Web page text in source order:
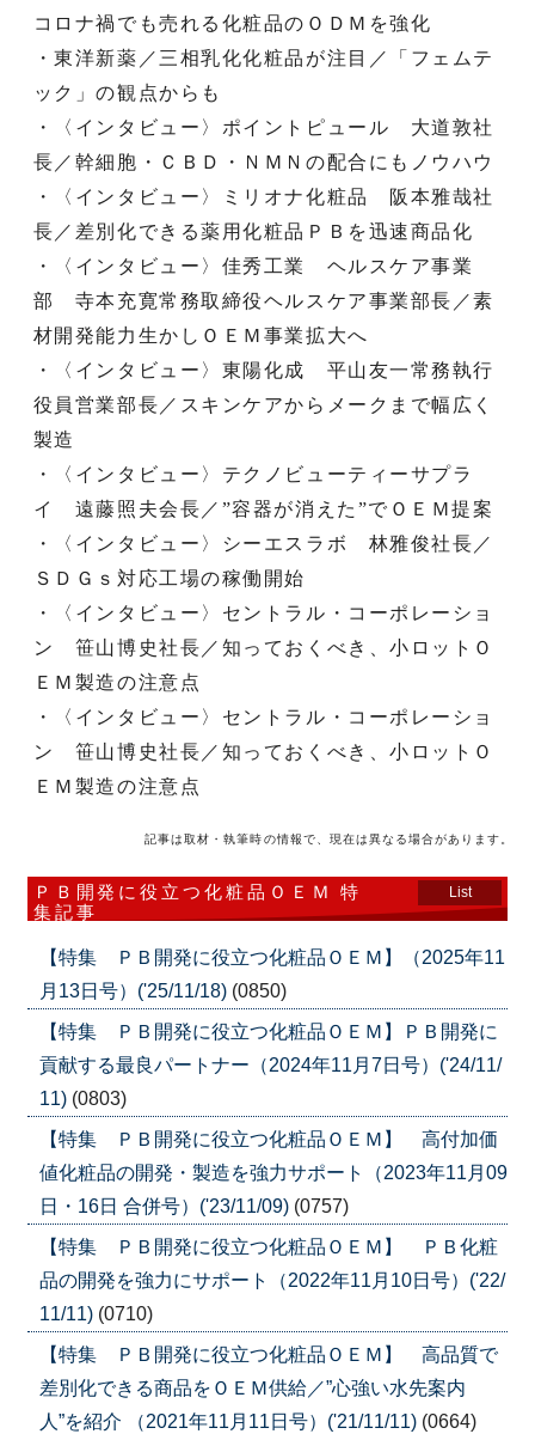
コロナ禍でも売れる化粧品のＯＤＭを強化
・東洋新薬／三相乳化化粧品が注目／「フェムテ
ック」の観点からも
・〈インタビュー〉ポイントピュール 大道敦社
長／幹細胞・ＣＢＤ・ＮＭＮの配合にもノウハウ
・〈インタビュー〉ミリオナ化粧品 阪本雅哉社
長／差別化できる薬用化粧品ＰＢを迅速商品化
・〈インタビュー〉佳秀工業 ヘルスケア事業
部 寺本充寛常務取締役ヘルスケア事業部長／素
材開発能力生かしＯＥＭ事業拡大へ
・〈インタビュー〉東陽化成 平山友一常務執行
役員営業部長／スキンケアからメークまで幅広く
製造
・〈インタビュー〉テクノビューティーサプラ
イ 遠藤照夫会長／”容器が消えた”でＯＥＭ提案
・〈インタビュー〉シーエスラボ 林雅俊社長／
ＳＤＧｓ対応工場の稼働開始
・〈インタビュー〉セントラル・コーポレーショ
ン 笹山博史社長／知っておくべき、小ロットＯ
ＥＭ製造の注意点
・〈インタビュー〉セントラル・コーポレーショ
ン 笹山博史社長／知っておくべき、小ロットＯ
ＥＭ製造の注意点
記事は取材・執筆時の情報で、現在は異なる場合があります。
ＰＢ開発に役立つ化粧品ＯＥＭ 特
集記事
List
【特集 ＰＢ開発に役立つ化粧品ＯＥＭ】（2025年11
月13日号）('25/11/18) (0850)
【特集 ＰＢ開発に役立つ化粧品ＯＥＭ】ＰＢ開発に
貢献する最良パートナー（2024年11月7日号）('24/11/
11) (0803)
【特集 ＰＢ開発に役立つ化粧品ＯＥＭ】 高付加価
値化粧品の開発・製造を強力サポート（2023年11月09
日・16日 合併号）('23/11/09) (0757)
【特集 ＰＢ開発に役立つ化粧品ＯＥＭ】 ＰＢ化粧
品の開発を強力にサポート（2022年11月10日号）('22/
11/11) (0710)
【特集 ＰＢ開発に役立つ化粧品ＯＥＭ】 高品質で
差別化できる商品をＯＥＭ供給／”心強い水先案内
人”を紹介 （2021年11月11日号）('21/11/11) (0664)